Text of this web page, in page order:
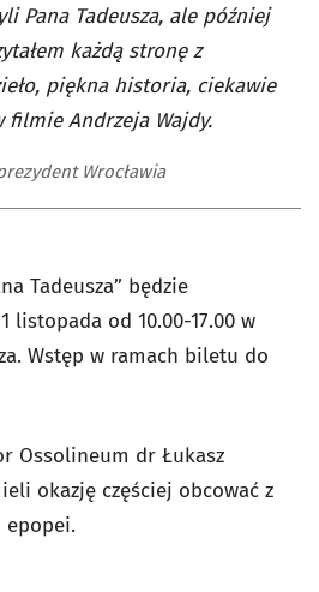
Pana Tadeusza, ale później
każdą stronę z
piękna historia, ciekawie
filmie Andrzeja Wajdy.
Wrocławia
Tadeusza” będzie
listopada od 10.00-17.00 w
Wstęp w ramach biletu do
Ossolineum dr Łukasz
okazję częściej obcować z
epopei.